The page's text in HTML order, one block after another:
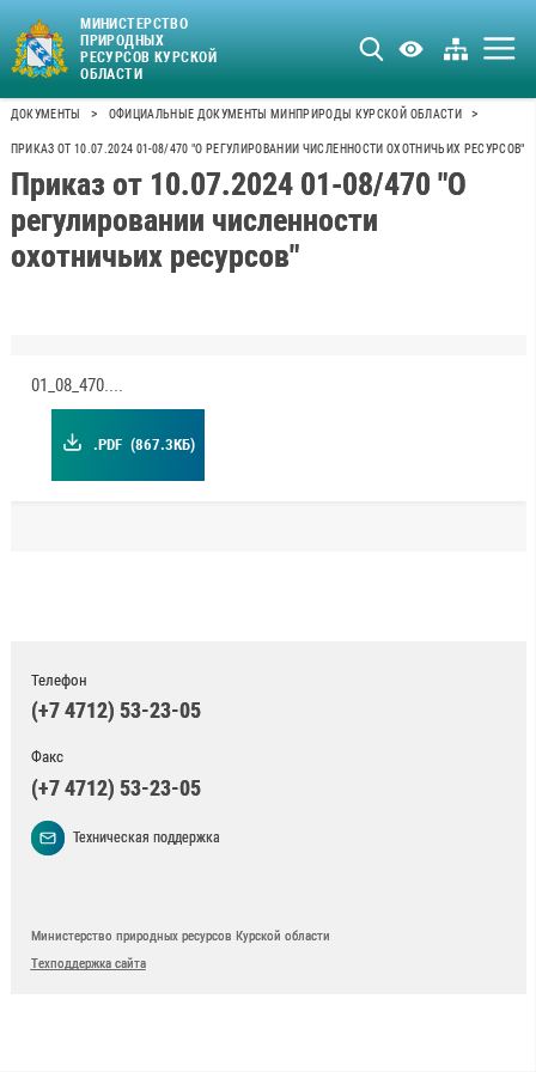
МИНИСТЕРСТВО
ПРИРОДНЫХ
РЕСУРСОВ КУРСКОЙ
ОБЛАСТИ
ДОКУМЕНТЫ > ОФИЦИАЛЬНЫЕ ДОКУМЕНТЫ МИНПРИРОДЫ КУРСКОЙ ОБЛАСТИ >
ПРИКАЗ ОТ 10.07.2024 01-08/470 "О РЕГУЛИРОВАНИИ ЧИСЛЕННОСТИ ОХОТНИЧЬИХ РЕСУРСОВ"
Приказ от 10.07.2024 01-08/470 "О
регулировании численности
охотничьих ресурсов"
01_08_470.pdf
.PDF (867.3КБ)
Телефон
(+7 4712) 53-23-05
Факс
(+7 4712) 53-23-05
Техническая поддержка
Министерство природных ресурсов Курской области
Техподдержка сайта